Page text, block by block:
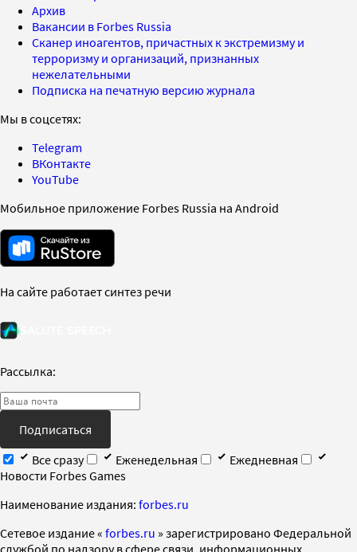
Архив
Вакансии в Forbes Russia
Сканер иноагентов, причастных к экстремизму и
терроризму и организаций, признанных
нежелательными
Подписка на печатную версию журнала
Мы в соцсетях:
Telegram
ВКонтакте
YouTube
Мобильное приложение Forbes Russia на Android
На сайте работает синтез речи
Рассылка:
Подписаться
Все сразу
Еженедельная
Ежедневная
Новости Forbes Games
Наименование издания: forbes.ru
Cетевое издание « forbes.ru » зарегистрировано Федеральной